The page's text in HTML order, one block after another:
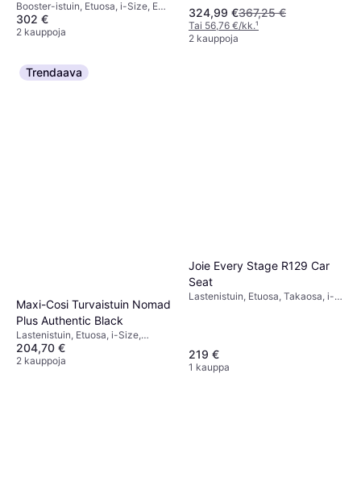
Booster-istuin, Etuosa, i-Size, ECE
R44, Pestävä päällinen,
Sivutörmäyssuojaus (ASIP),
302 €
2 kauppoja
324,99 €367,25 €
Tai 56,76 €/kk.¹
2 kauppoja
Trendaava
Maxi-Cosi Turvaistuin Nomad
Plus Authentic Black
Lastenistuin, Etuosa, i-Size,
Säädettävä pääntuki, Pestävä
päällinen
204,70 €
2 kauppoja
Joie Every Stage R129 Car
Seat
Lastenistuin, Etuosa, Takaosa, i-
219 €
1 kauppa